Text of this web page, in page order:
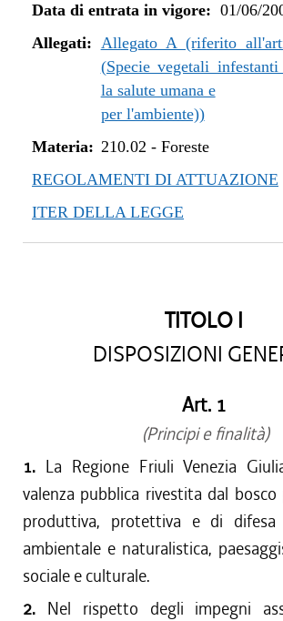
Data di entrata in vigore: 01/06/
Allegati: Allegato A (riferito
(Specie vegetali infestanti
la salute umana e
per l'ambiente))
Materia: 210.02 - Foreste
REGOLAMENTI DI ATTUAZIONE
ITER DELLA LEGGE
TITOLO I
DISPOSIZIONI
Art. 1
(Principi e finalità)
1. La Regione Friuli Venezia
valenza pubblica rivestita dal
produttiva, protettiva e di difesa
ambientale e naturalistica,
sociale e culturale.
2. Nel rispetto degli impegni